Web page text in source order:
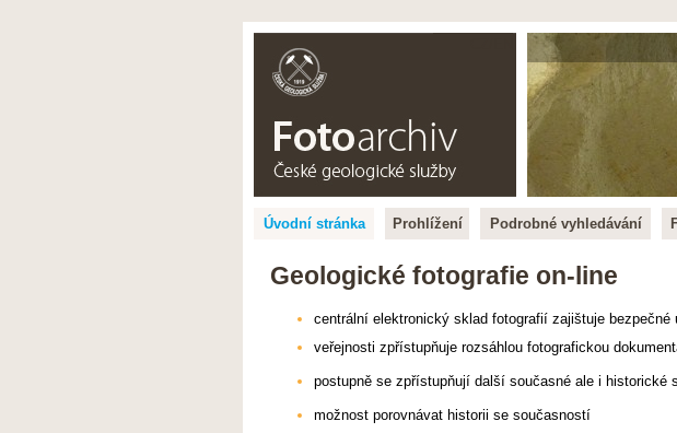
Úvodní stránka Prohlížení Podrobné vyhledávání
Geologické fotografie on-line
centrální elektronický sklad fotografií zajištuje
veřejnosti zpřístupňuje rozsáhlou fotografickou
postupně se zpřístupňují další současné ale i historické
možnost porovnávat historii se současností